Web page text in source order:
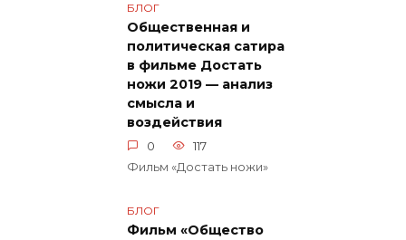
БЛОГ
Общественная и
политическая сатира
в фильме Достать
ножи 2019 — анализ
смысла и
воздействия
0
117
Фильм «Достать ножи»
БЛОГ
Фильм «Общество